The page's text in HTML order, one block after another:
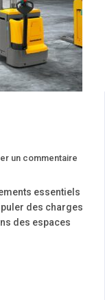
un commentaire
essentiels
des charges
des espaces